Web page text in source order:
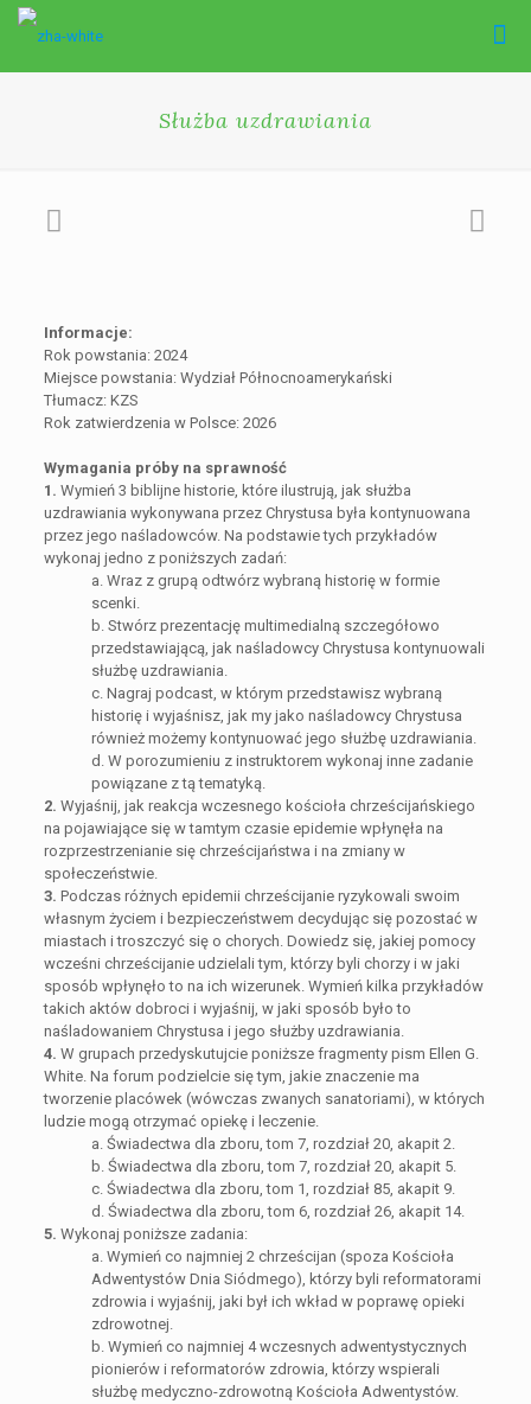
Służba uzdrawiania
Informacje:
Rok powstania: 2024
Miejsce powstania: Wydział Północnoamerykański
Tłumacz: KZS
Rok zatwierdzenia w Polsce: 2026
Wymagania próby na sprawność
1. Wymień 3 biblijne historie, które ilustrują, jak służba
uzdrawiania wykonywana przez Chrystusa była kontynuowana
przez jego naśladowców. Na podstawie tych przykładów
wykonaj jedno z poniższych zadań:
a. Wraz z grupą odtwórz wybraną historię w formie
scenki.
b. Stwórz prezentację multimedialną szczegółowo
przedstawiającą, jak naśladowcy Chrystusa kontynuowali
służbę uzdrawiania.
c. Nagraj podcast, w którym przedstawisz wybraną
historię i wyjaśnisz, jak my jako naśladowcy Chrystusa
również możemy kontynuować jego służbę uzdrawiania.
d. W porozumieniu z instruktorem wykonaj inne zadanie
powiązane z tą tematyką.
2. Wyjaśnij, jak reakcja wczesnego kościoła chrześcijańskiego
na pojawiające się w tamtym czasie epidemie wpłynęła na
rozprzestrzenianie się chrześcijaństwa i na zmiany w
społeczeństwie.
3. Podczas różnych epidemii chrześcijanie ryzykowali swoim
własnym życiem i bezpieczeństwem decydując się pozostać w
miastach i troszczyć się o chorych. Dowiedz się, jakiej pomocy
wcześni chrześcijanie udzielali tym, którzy byli chorzy i w jaki
sposób wpłynęło to na ich wizerunek. Wymień kilka przykładów
takich aktów dobroci i wyjaśnij, w jaki sposób było to
naśladowaniem Chrystusa i jego służby uzdrawiania.
4. W grupach przedyskutujcie poniższe fragmenty pism Ellen G.
White. Na forum podzielcie się tym, jakie znaczenie ma
tworzenie placówek (wówczas zwanych sanatoriami), w których
ludzie mogą otrzymać opiekę i leczenie.
a. Świadectwa dla zboru, tom 7, rozdział 20, akapit 2.
b. Świadectwa dla zboru, tom 7, rozdział 20, akapit 5.
c. Świadectwa dla zboru, tom 1, rozdział 85, akapit 9.
d. Świadectwa dla zboru, tom 6, rozdział 26, akapit 14.
5. Wykonaj poniższe zadania:
a. Wymień co najmniej 2 chrześcijan (spoza Kościoła
Adwentystów Dnia Siódmego), którzy byli reformatorami
zdrowia i wyjaśnij, jaki był ich wkład w poprawę opieki
zdrowotnej.
b. Wymień co najmniej 4 wczesnych adwentystycznych
pionierów i reformatorów zdrowia, którzy wspierali
służbę medyczno-zdrowotną Kościoła Adwentystów.